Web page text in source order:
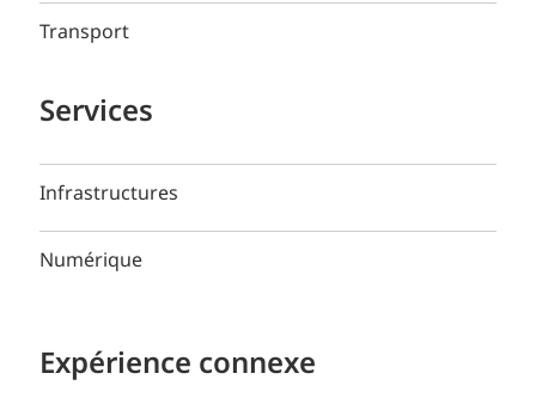
Transport
Services
Infrastructures
Numérique
Expérience connexe